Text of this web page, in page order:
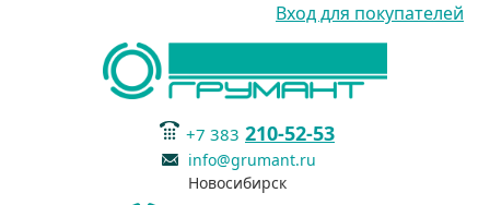
Вход для покупателей
+7 383 210-52-53
info@grumant.ru
Новосибирск